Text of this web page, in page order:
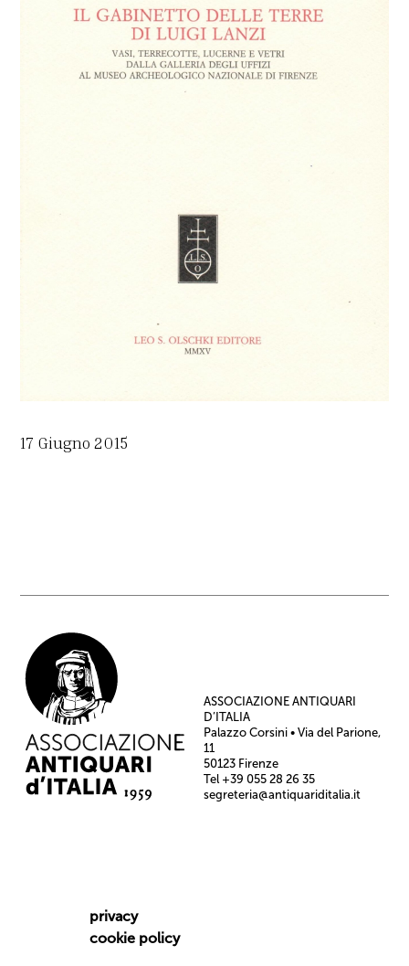
17 Giugno 2015
ASSOCIAZIONE ANTIQUARI
D’ITALIA
Palazzo Corsini • Via del Parione,
11
50123 Firenze
Tel +39 055 28 26 35
segreteria@antiquariditalia.it
privacy
cookie policy